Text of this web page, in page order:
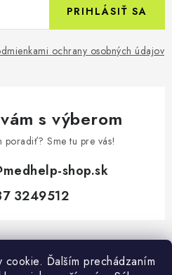
Ďalším prechádzaním
ochrany osobných údajov
PRIHLÁSIŤ SA
s výberom
poradiť? Sme tu pre vás!
medhelp-shop.sk
3249512